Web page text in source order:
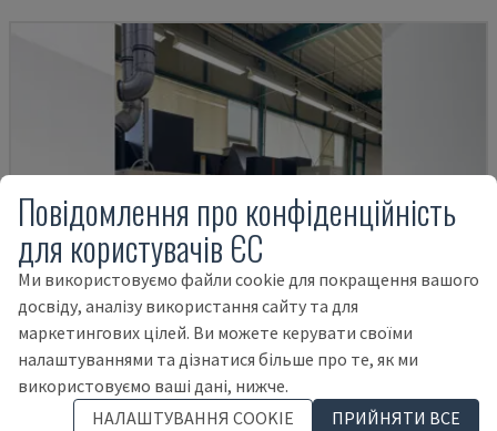
INTEGREX 200 III S
Повідомлення про конфіденційність
для користувачів ЄС
Ми використовуємо файли cookie для покращення вашого
досвіду, аналізу використання сайту та для
маркетингових цілей. Ви можете керувати своїми
налаштуваннями та дізнатися більше про те, як ми
використовуємо ваші дані, нижче.
НАЛАШТУВАННЯ COOKIE
ПРИЙНЯТИ ВСЕ